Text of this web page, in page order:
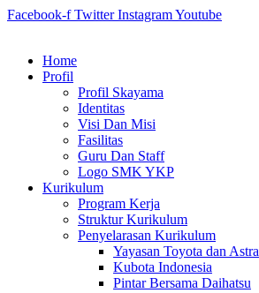
Facebook-f Twitter InstagramYoutube
Home
Profil
Profil Skayama
Identitas
Visi Dan Misi
Fasilitas
Guru Dan Staff
Logo SMK YKP
Kurikulum
Program Kerja
Struktur Kurikulum
Penyelarasan Kurikulum
Yayasan Toyota dan Astra
Kubota Indonesia
Pintar Bersama Daihatsu